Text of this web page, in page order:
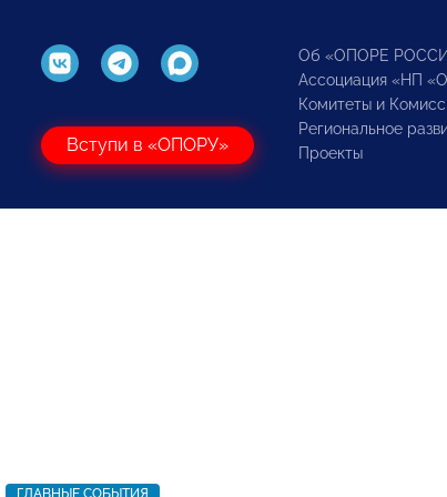
Вступи в «ОПОРУ»
Об «ОПОРЕ
Ассоциация «НП
Комитеты и
Региональное
Проекты
ГЛАВНЫЕ СОБЫТИЯ